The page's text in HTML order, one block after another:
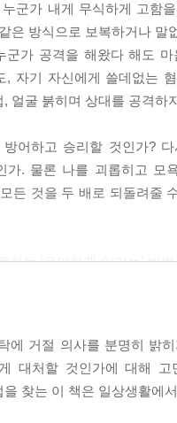
를 중단해야 한다고 말하면,
처드 닉슨은 이 교훈을 얻
꾼이 아닙니다”라는 부정
을 한 것이다. (본문 49~51페
무엇인지 아는가? 바로 ‘
앙스가 없다.
들에게 ‘문제’는 곧 곤란과
못되었다는 느낌을 가질 수
라고 생각해 스트레스를
품과 서비스의 질을 높여
이지)
군가 내게 무식하게 고함
은 방식으로 보복하거나
군가 공격을 해왔다 해도
, 자기 자신에게 쓸데없는
얼굴 붉히며 상대를 공격
어하고 승리할 것인가?
가. 물론 나를 괴롭히고
든 것을 두 배로 되돌려줄
하는 ‘우아하게 이기는’ 비
적으로 반응해 부정적인 말
미 벌어진 상황에 대해 관
은 힘이 들지만 꼭대기에 오
지향하는 우리의 노력이
에 거절 의사를 분명히 밝
대처할 것인가에 대해
찾는 이 책은 일상생활에